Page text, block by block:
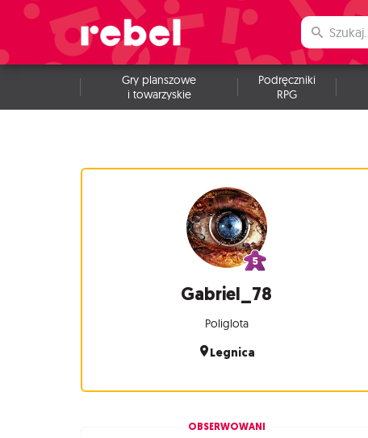
Gry planszowe
i towarzyskie
Podręczniki
RPG
Gabriel_78
Poliglota
Legnica
OBSERWOWANI